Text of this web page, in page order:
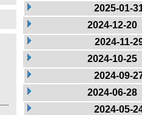
2025-01-
2024-12-20
2024-11-
2024-10-25
2024-09-
2024-06-28
2024-05-